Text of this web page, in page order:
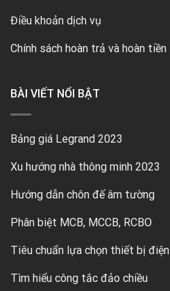
Điều khoản dịch vụ
Chính sách hoàn trả và hoàn tiền
BÀI VIẾT NỔI BẬT
Bảng giá Legrand 2023
Xu hướng nhà thông minh 2023
Hướng dẫn chôn đế âm tường
Phân biệt MCB, MCCB, RCBO
Tiêu chuẩn lựa chọn thiết bị điện
Tìm hiểu công tắc đảo chiều